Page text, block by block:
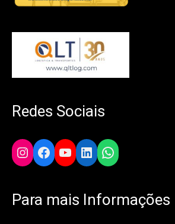
Redes Sociais
Instagram
Facebook
YouTube
LinkedIn
WhatsApp
Para mais Informações